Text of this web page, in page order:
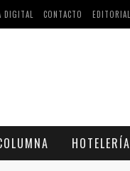
EDITORIAL
CONTACTO
DIGITAL
HOTELERÍA